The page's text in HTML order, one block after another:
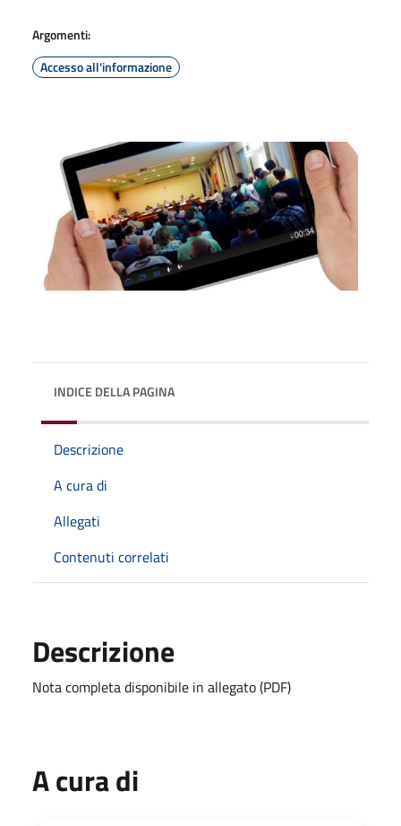
Argomenti:
Accesso all'informazione
INDICE DELLA PAGINA
Descrizione
A cura di
Allegati
Contenuti correlati
Descrizione
Nota completa disponibile in allegato (PDF)
A cura di